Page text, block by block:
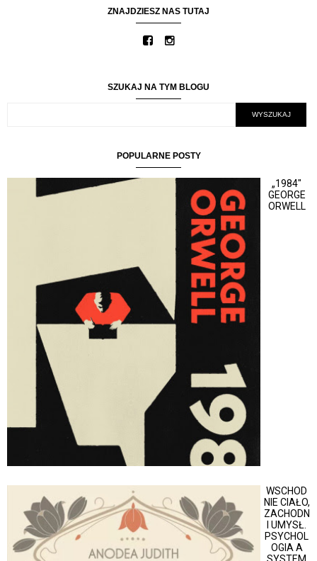
ZNAJDZIESZ NAS TUTAJ
SZUKAJ NA TYM BLOGU
POPULARNE POSTY
„1984"
GEORGE
ORWELL
WSCHOD
NIE CIAŁO,
ZACHODN
I UMYSŁ.
PSYCHOL
OGIA A